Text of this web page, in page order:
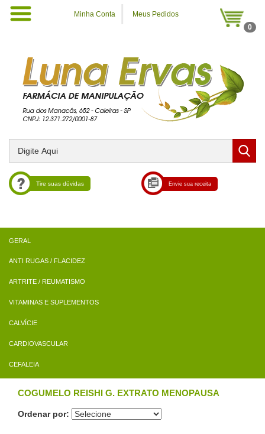
Minha Conta
Meus Pedidos
0
Tire suas dúvidas Envie sua receita
ANTI RUGAS / FLACIDEZ
ARTRITE / REUMATISMO
VITAMINAS E SUPLEMENTOS
CALVÍCIE
CARDIOVASCULAR
CEFALEIA
COGUMELO REISHI G. EXTRATO MENOPAUSA
Ordenar por: